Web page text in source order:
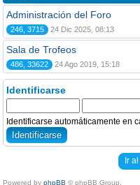
Administración del Foro
246, 3715 24 Dic 2025, 08:13
Sala de Trofeos
486, 33622 24 Ago 2019, 15:18
Identificarse
Identificarse automáticamente en
Ir
Powered by phpBB © phpBB Group.